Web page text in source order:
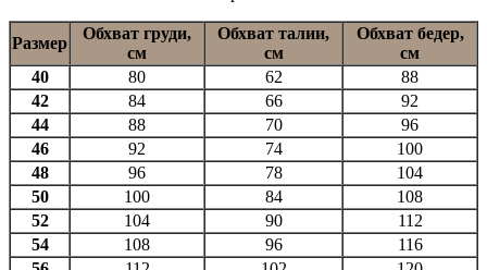
Размер
Обхват груди,
см
Обхват талии,
см
Обхват бедер,
см
40
80 62
88
42
84 66
92
44
88 70
96
46
92 74
100
48
96 78
104
50
100 84
108
52
104 90
112
54
108 96
116